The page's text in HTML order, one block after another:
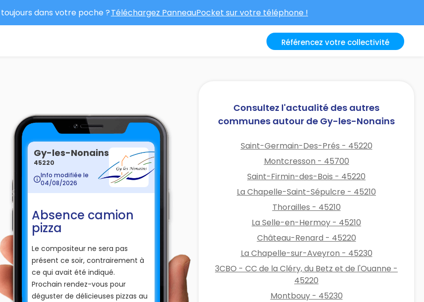
dans votre poche ?Téléchargez PanneauPocket sur votre téléphone !
Référencez votre collectivité
Gy-les-Nonains
45220
Info modifiée le
04/08/2026
Absence camion
pizza
Le compositeur ne sera pas
présent ce soir, contrairement à
ce qui avait été indiqué.
Prochain rendez-vous pour
déguster de délicieuses pizzas au
Consultez l'actualité des autres
communes autour de Gy-les-Nonains
Saint-Germain-Des-Prés - 45220
Montcresson - 45700
Saint-Firmin-des-Bois - 45220
La Chapelle-Saint-Sépulcre - 45210
Thorailles - 45210
La Selle-en-Hermoy - 45210
Château-Renard - 45220
La Chapelle-sur-Aveyron - 45230
3CBO - CC de la Cléry, du Betz et de l'Ouanne -
45220
Montbouy - 45230